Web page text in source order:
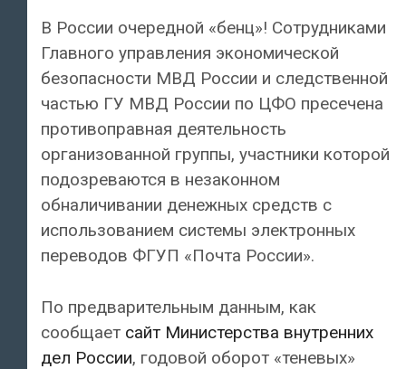
В России очередной «бенц»! Сотрудниками
Главного управления экономической
безопасности МВД России и следственной
частью ГУ МВД России по ЦФО пресечена
противоправная деятельность
организованной группы, участники которой
подозреваются в незаконном
обналичивании денежных средств с
использованием системы электронных
переводов ФГУП «Почта России».
По предварительным данным, как
сообщает сайт Министерства внутренних
дел России, годовой оборот «теневых»